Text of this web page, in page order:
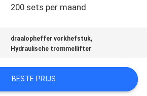
200 sets per maand
draalopheffer vorkhefstuk,
Hydraulische trommellifter
BESTE PRIJS